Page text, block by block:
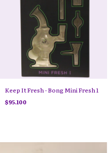
Keep It Fresh - Bong Mini Fresh 1
$95.100